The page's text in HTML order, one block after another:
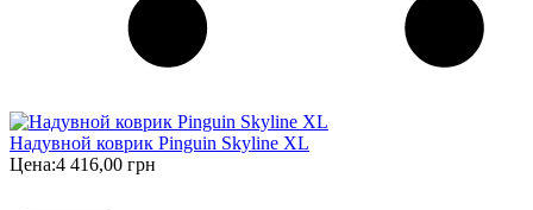
Надувной коврик Pinguin Skyline XL
Цена:4 416,00 грн